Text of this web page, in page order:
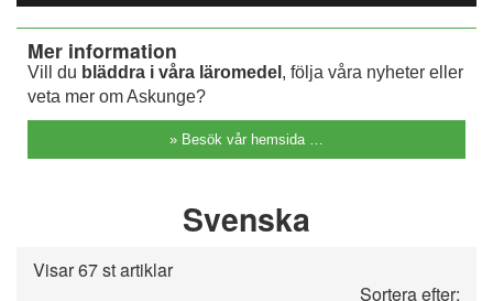
Mer information
Vill du bläddra i våra läromedel , följa våra nyheter eller
veta mer om Askunge?
» Besök vår hemsida …
Svenska
Visar 67 st artiklar
Sortera efter: